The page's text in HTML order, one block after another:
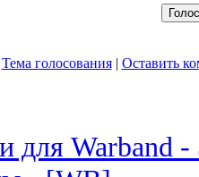
Тема голосования| Оставить
для Warband -